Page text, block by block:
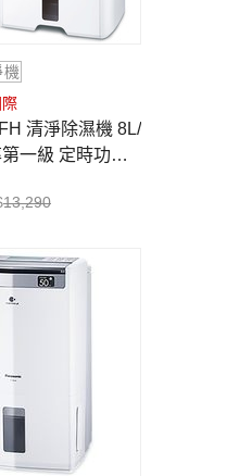
機
一級 定時功能
13,290